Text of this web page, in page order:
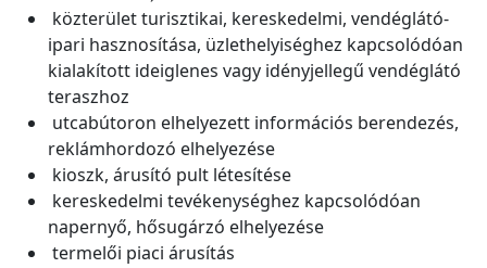
közterület turisztikai, kereskedelmi, vendéglátó-
ipari hasznosítása, üzlethelyiséghez kapcsolódóan
kialakított ideiglenes vagy idényjellegű vendéglátó
teraszhoz
utcabútoron elhelyezett információs berendezés,
reklámhordozó elhelyezése
kioszk, árusító pult létesítése
kereskedelmi tevékenységhez kapcsolódóan
napernyő, hősugárzó elhelyezése
termelői piaci árusítás